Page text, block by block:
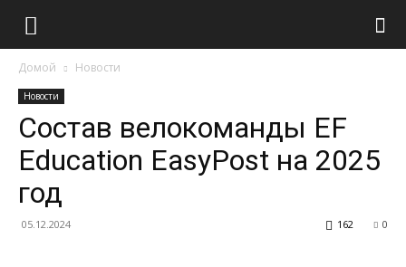
Домой Новости
Новости
Состав велокоманды EF
Education EasyPost на 2025
год
05.12.2024 0
162